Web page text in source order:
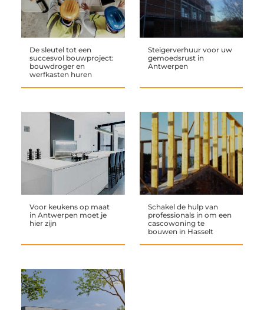
De sleutel tot een
succesvol bouwproject:
bouwdroger en
werfkasten huren
Steigerverhuur voor uw
gemoedsrust in
Antwerpen
Voor keukens op maat
in Antwerpen moet je
hier zijn
Schakel de hulp van
professionals in om een
cascowoning te
bouwen in Hasselt